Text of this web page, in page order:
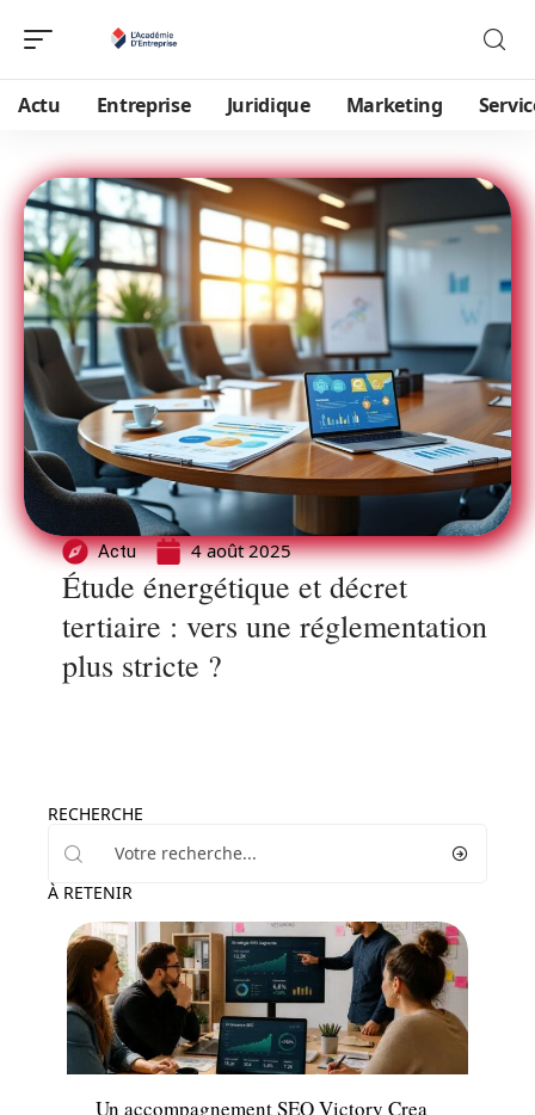
Actu Entreprise Juridique Marketing
Actu 4 août 2025
Étude énergétique et décret
tertiaire : vers une réglementation
plus stricte ?
RECHERCHE
À RETENIR
Marketing
Un accompagnement SEO Victory Crea